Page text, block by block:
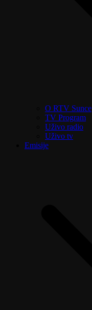
O RTV Sunce
TV Program
Uživo radio
Uživo tv
Emisije